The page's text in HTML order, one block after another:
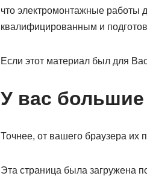
что электромонтажные работы
квалифицированным и
Если этот материал был для
У вас
Точнее, от вашего браузера их
Эта страница была загружена